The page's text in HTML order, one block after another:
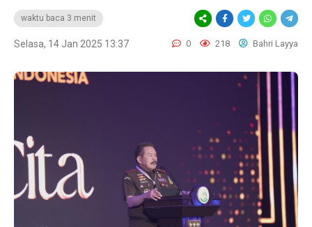
waktu baca 3 menit
Selasa, 14 Jan 2025 13:37 0 218 Bahri Layya